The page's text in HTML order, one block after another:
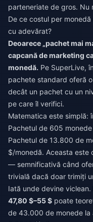
parteneriate de gros. Nu
De ce costul per
cu adevărat?
Deoarece „pachet mai
capcană de marketing
monedă. Pe SuperLive,
pachete standard oferă
decât un pachet cu un
pe care îl verifici.
Matematica este simplă:
Pachetul de 605
Pachetul de 13.800 de
$/monedă. Aceasta este
— semnificativă când
trivială dacă doar trimiți
Iată unde devine viclean.
47,80 $–55 $ poate
de 43.000 de monede